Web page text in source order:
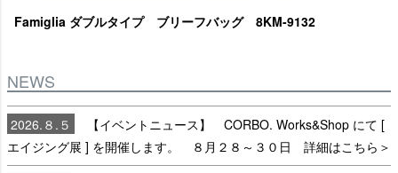
Famiglia ダブルタイプ ブリーフバッグ 8KM-9132
NEWS
2026.８.５
【イベントニュース】 CORBO. Works&Shop にて [
エイジング展 ] を開催します。 ８月２８～３０日 詳細はこちら＞